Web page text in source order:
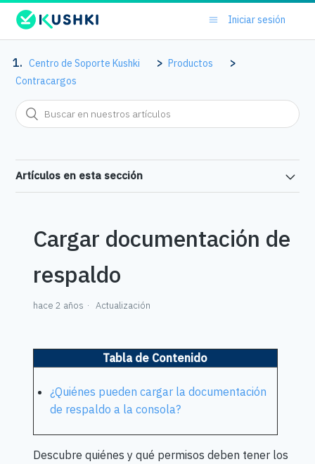
Iniciar sesión
Centro de Soporte Kushki
Productos
Contracargos
Artículos en esta sección
Cargar documentación de
respaldo
hace 2 años Actualización
Tabla de Contenido
¿Quiénes pueden cargar la documentación
de respaldo a la consola?
Descubre quiénes y qué permisos deben tener los